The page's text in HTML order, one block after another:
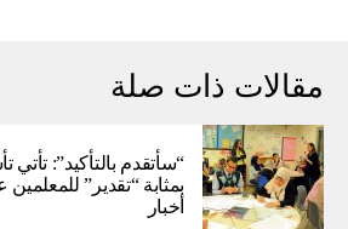
مقالات ذات صلة
“سأتقدم بالتأكيد”: تأتي
بمثابة “تقدير”
أخبار